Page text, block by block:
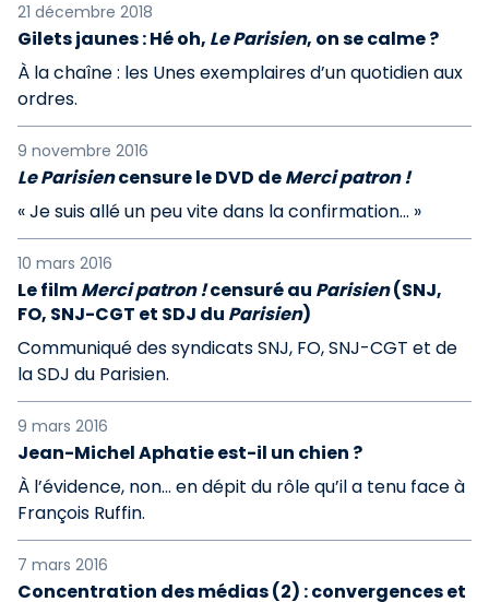
21 décembre 2018
Gilets jaunes : Hé oh, Le Parisien, on se calme ?
À la chaîne : les Unes exemplaires d’un quotidien aux
ordres.
9 novembre 2016
Le Parisiencensure le DVD deMerci patron !
« Je suis allé un peu vite dans la confirmation... »
10 mars 2016
Le filmMerci patron !censuré au Parisien(SNJ,
FO, SNJ-CGT et SDJ du Parisien)
Communiqué des syndicats SNJ, FO, SNJ-CGT et de
la SDJ du Parisien.
9 mars 2016
Jean-Michel Aphatie est-il un chien ?
À l’évidence, non… en dépit du rôle qu’il a tenu face à
François Ruffin.
7 mars 2016
Concentration des médias (2) : convergences et